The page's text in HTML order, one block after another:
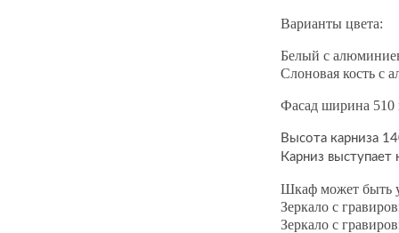
Варианты цвета:
Белый с
Слоновая кость с
Фасад ширина
Высота карниза
Карниз
Шкаф может быть
Зеркало с
Зеркало с